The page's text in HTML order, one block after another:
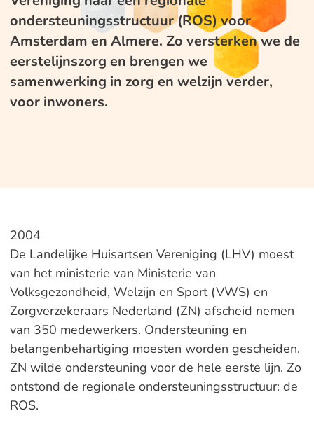
ondersteuningsstructuur (ROS) voor
Amsterdam en Almere. Zo versterken we de
eerstelijnszorg en brengen we
samenwerking in zorg en welzijn verder,
voor inwoners.
2004
De Landelijke Huisartsen Vereniging (LHV) moest
van het ministerie van Ministerie van
Volksgezondheid, Welzijn en Sport (VWS) en
Zorgverzekeraars Nederland (ZN) afscheid nemen
van 350 medewerkers. Ondersteuning en
belangenbehartiging moesten worden gescheiden.
ZN wilde ondersteuning voor de hele eerste lijn. Zo
ontstond de regionale ondersteuningsstructuur: de
ROS.